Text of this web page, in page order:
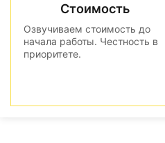
Стоимость
Озвучиваем стоимость до
начала работы. Честность в
приоритете.